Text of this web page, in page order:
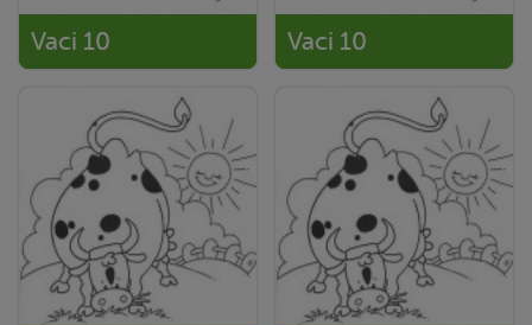
Vaci 10 Vaci 10